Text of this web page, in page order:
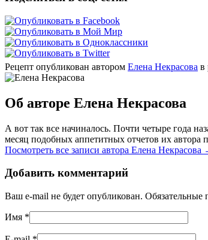
Рецепт опубликован автором Елена Некрасова в
Об авторе Елена Некрасова
А вот так все начиналось. Почти четыре года
месяц подобных аппетитных отчетов их автора
Посмотреть все записи автора Елена Некрасова
Добавить комментарий
Ваш e-mail не будет опубликован. Обязательные
Имя *